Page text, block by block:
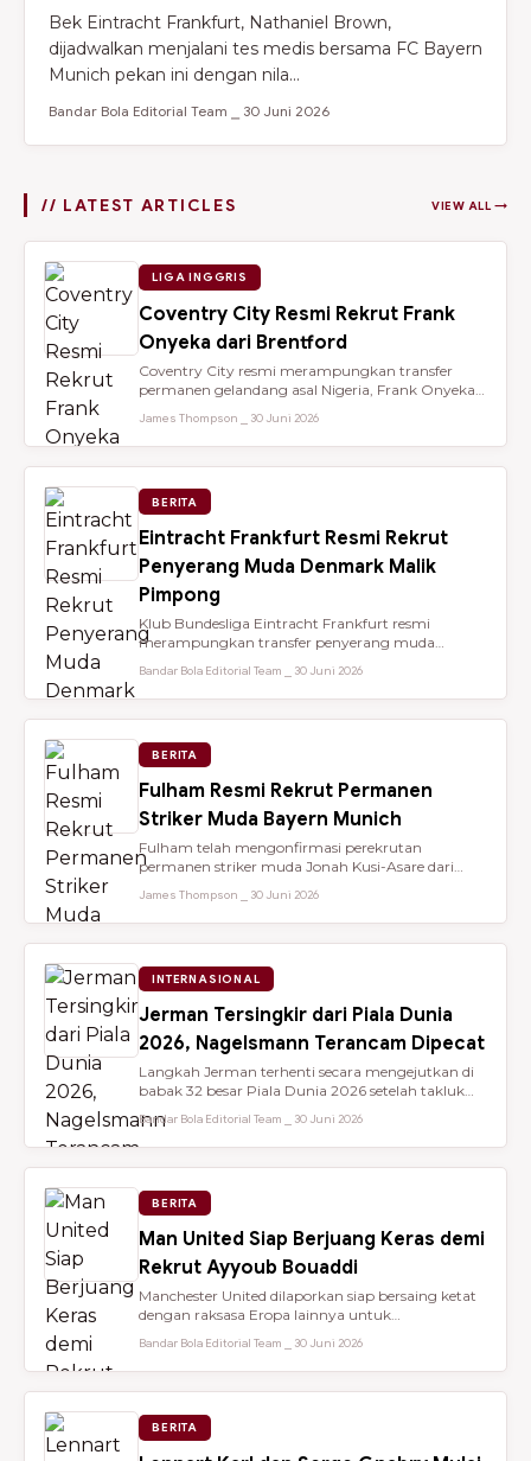
Bek Eintracht Frankfurt, Nathaniel Brown,
dijadwalkan menjalani tes medis bersama FC Bayern
Munich pekan ini dengan nila...
Bandar Bola Editorial Team ⎯ 30 Juni 2026
// LATEST ARTICLES VIEW ALL →
LIGA INGGRIS
Coventry City Resmi Rekrut Frank
Onyeka dari Brentford
Coventry City resmi merampungkan transfer
permanen gelandang asal Nigeria, Frank Onyeka,
James Thompson ⎯ 30 Juni 2026
BERITA
Eintracht Frankfurt Resmi Rekrut
Penyerang Muda Denmark Malik
Pimpong
Klub Bundesliga Eintracht Frankfurt resmi
merampungkan transfer penyerang muda
Bandar Bola Editorial Team ⎯ 30 Juni 2026
BERITA
Fulham Resmi Rekrut Permanen
Striker Muda Bayern Munich
Fulham telah mengonfirmasi perekrutan
permanen striker muda Jonah Kusi-Asare dari
James Thompson ⎯ 30 Juni 2026
INTERNASIONAL
Jerman Tersingkir dari Piala Dunia
2026, Nagelsmann Terancam Dipecat
Langkah Jerman terhenti secara mengejutkan di
babak 32 besar Piala Dunia 2026 setelah takluk
Bandar Bola Editorial Team ⎯ 30 Juni 2026
BERITA
Man United Siap Berjuang Keras demi
Rekrut Ayyoub Bouaddi
Manchester United dilaporkan siap bersaing ketat
dengan raksasa Eropa lainnya untuk
Bandar Bola Editorial Team ⎯ 30 Juni 2026
BERITA